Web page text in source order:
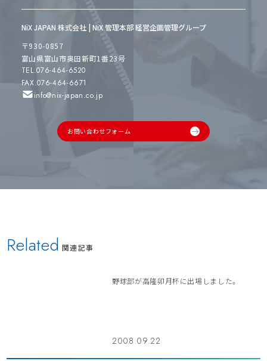
NiX JAPAN 株式会社 | NiX 管理本部 経営企画管理グループ
〒930-0857
富山県富山市奥田新町1番23号
TEL.076-464-6520
FAX.076-464-6671
info@nix-japan.co.jp
お問い合わせフォーム
Related 関連記事
野球部が高隆卯月杯に出場しました。
2008.09.22